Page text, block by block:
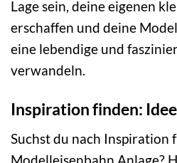
Lage sein, deine eigenen
erschaffen und deine
eine lebendige und
verwandeln.
Inspiration finden:
Suchst du nach Inspiration
Modelleisenbahn Anlage?